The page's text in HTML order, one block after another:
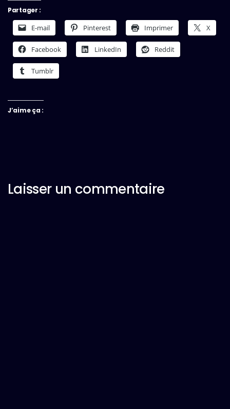
Partager :
E-mail Pinterest Imprimer X
Facebook LinkedIn Reddit
Tumblr
J’aime ça :
Laisser un commentaire